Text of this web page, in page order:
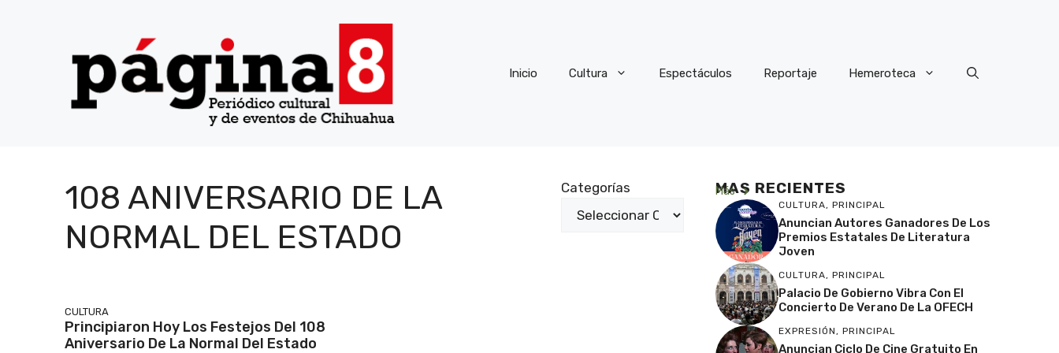
Inicio Cultura Espectáculos Reportaje Hemeroteca
108 ANIVERSARIO DE LA
NORMAL DEL ESTADO
Categorías
CULTURA
Principiaron Hoy Los Festejos Del 108
Aniversario De La Normal Del Estado
MAS RECIENTES
Más
CULTURA, PRINCIPAL
Anuncian Autores Ganadores De Los
Premios Estatales De Literatura
Joven
CULTURA, PRINCIPAL
Palacio De Gobierno Vibra Con El
Concierto De Verano De La OFECH
EXPRESIÓN, PRINCIPAL
Anuncian Ciclo De Cine Gratuito En